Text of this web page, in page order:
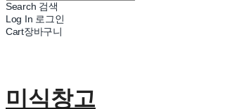
Search 검색
Log In 로그인
Cart장바구니
미식창고